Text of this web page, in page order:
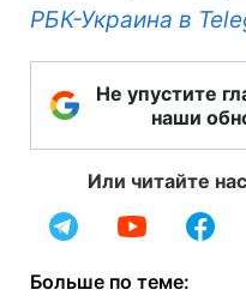
РБК-Украина в
Не упустите
наши
Или читайте
Больше по теме: